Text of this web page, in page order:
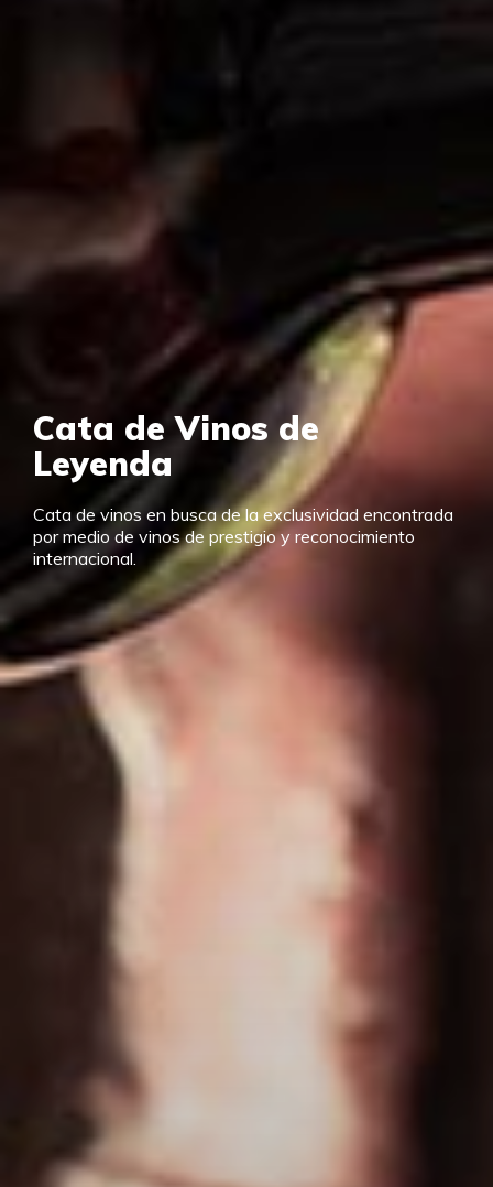
Cata de Vinos de
Leyenda
Cata de vinos en busca de la exclusividad encontrada
por medio de vinos de prestigio y reconocimiento
internacional.